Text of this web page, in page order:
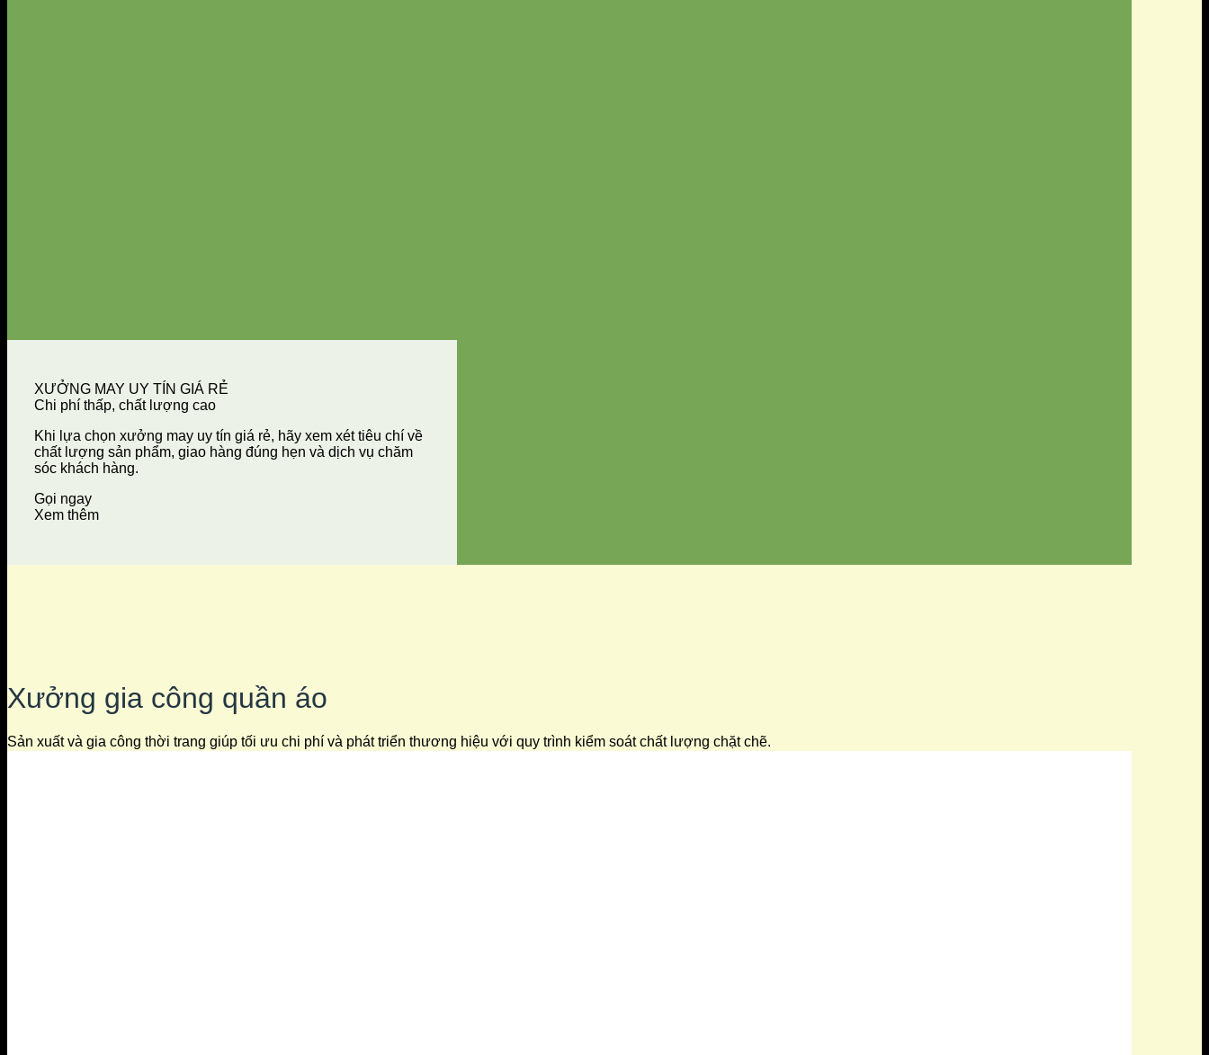
XƯỞNG MAY UY TÍN GIÁ RẺ
Chi phí thấp, chất lượng cao
Khi lựa chọn xưởng may uy tín giá rẻ, hãy xem xét tiêu chí về
chất lượng sản phẩm, giao hàng đúng hẹn và dịch vụ chăm
sóc khách hàng.
Gọi ngay
Xem thêm
Xưởng gia công quần áo
Sản xuất và gia công thời trang giúp tối ưu chi phí và phát triển thương hiệu với quy trình kiểm soát chất lượng chặt chẽ.